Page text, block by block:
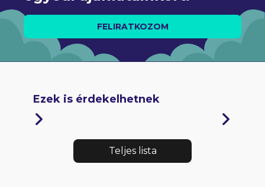
FELIRATKOZOM
Ezek is érdekelhetnek
Teljes lista